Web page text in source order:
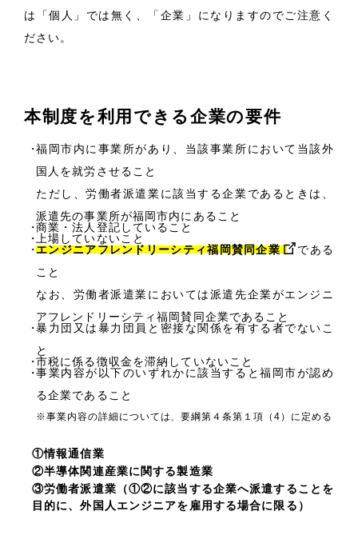
は「個人」では無く、「企業」になりますのでご注意く
ださい。
本制度を利用できる企業の要件
福岡市内に事業所があり、当該事業所において当該外
国人を就労させること
ただし、労働者派遣業に該当する企業であるときは、
派遣先の事業所が福岡市内にあること
商業・法人登記していること
上場していないこと
エンジニアフレンドリーシティ福岡賛同企業
である
こと
なお、労働者派遣業においては派遣先企業がエンジニ
アフレンドリーシティ福岡賛同企業であること
暴力団又は暴力団員と密接な関係を有する者でないこ
と
市税に係る徴収金を滞納していないこと
事業内容が以下のいずれかに該当すると福岡市が認め
る企業であること
※事業内容の詳細については、要綱第４条第１項（4）に定める
①情報通信業
②半導体関連産業に関する製造業
③労働者派遣業（①②に該当する企業へ派遣することを
目的に、外国人エンジニアを雇用する場合に限る）